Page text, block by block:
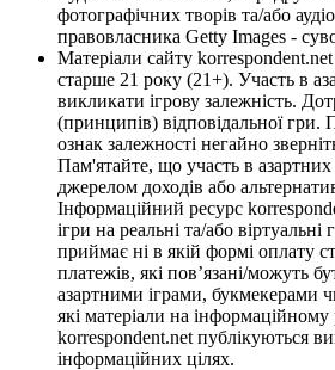
фотографічних творів та/або
правовласника Getty Images -
Матеріали сайту korrespondent.net
старше 21 року (21+). Участь в
викликати ігрову залежність.
(принципів) відповідальної
ознак залежності негайно
Пам'ятайте, що участь в
джерелом доходів або
Інформаційний ресурс
ігри на реальні та/або
приймає ні в якій формі оплату
платежів, які пов’язані/можуть
азартними іграми, букмекерами
які матеріали на інформаційному
korrespondent.net публікуються
інформаційних цілях.